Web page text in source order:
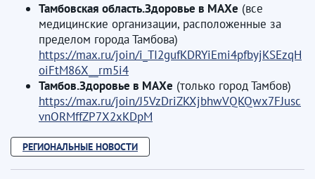
Тамбовская область.Здоровье в МАХе (все
медицинские организации, расположенные за
пределом города Тамбова)
https://max.ru/join/i_TI2gufKDRYiEmi4pfbyjKSEzqH
oiFtM86X__rm5i4
Тамбов.Здоровье в МАХе (только город Тамбов)
https://max.ru/join/J5VzDriZKXjbhwVQKQwx7FJusc
vnORMffZP7X2xKDpM
РЕГИОНАЛЬНЫЕ НОВОСТИ